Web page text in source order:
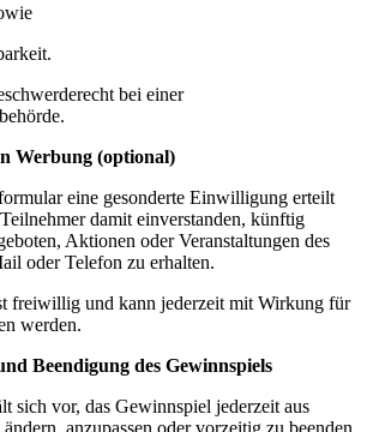
bei einer
Werbung (optional)
eine gesonderte Einwilligung erteilt
damit einverstanden, künftig
Aktionen oder Veranstaltungen des
oder Telefon zu erhalten.
freiwillig und kann jederzeit mit Wirkung für
werden.
Beendigung des Gewinnspiels
sich vor, das Gewinnspiel jederzeit aus
anzupassen oder vorzeitig zu beenden,